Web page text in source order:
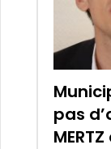
pas